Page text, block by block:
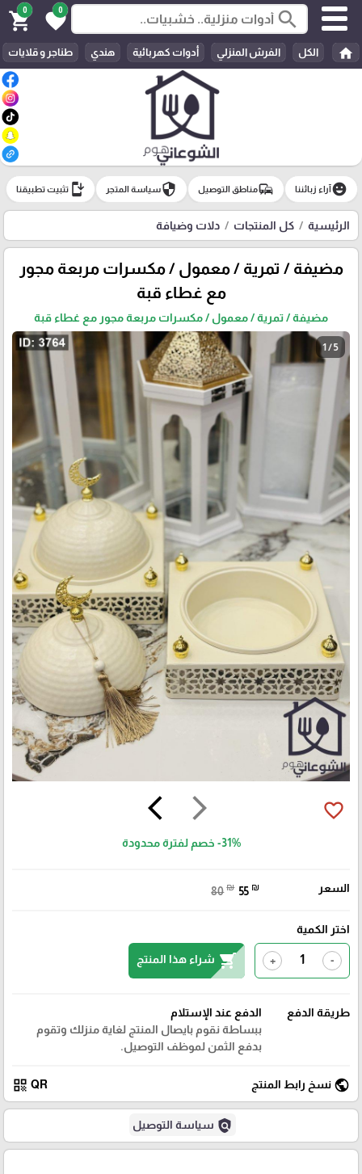
search
0
favorite
0
shopping_cart
home الكل الفرش المنزلي أدوات كهربائية هندي طناجر و قلايات
emoji_emotionsآراء زبائننا commuteمناطق التوصيل securityسياسة المتجر install_mobile تثبيت تطبيقنا
الرئيسية كل المنتجات دلات وضيافة
مضيفة / تمرية / معمول / مكسرات مربعة مجور
مع غطاء قبة
مضيفة / تمرية / معمول / مكسرات مربعة مجور مع غطاء قبة
1 / 5
arrow_forward_ios
arrow_back_ios favorite_border
-31% خصم لفترة محدودة
السعر 80 ₪ 55 ₪
اختر الكمية
-
+
shopping_cart شراء هذا المنتج
طريقة الدفع
الدفع عند الإستلام
ببساطة نقوم بايصال المنتج لغاية منزلك وتقوم
بدفع الثمن لموظف التوصيل.
public نسخ رابط المنتج QR
qr_code
policy سياسة التوصيل